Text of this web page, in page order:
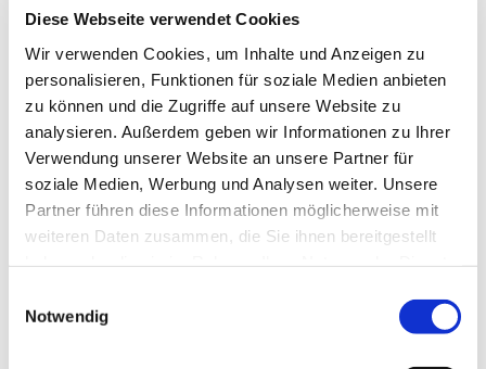
Diese Webseite verwendet Cookies
Wir verwenden Cookies, um Inhalte und Anzeigen zu
personalisieren, Funktionen für soziale Medien anbieten
zu können und die Zugriffe auf unsere Website zu
analysieren. Außerdem geben wir Informationen zu Ihrer
Verwendung unserer Website an unsere Partner für
soziale Medien, Werbung und Analysen weiter. Unsere
Partner führen diese Informationen möglicherweise mit
weiteren Daten zusammen, die Sie ihnen bereitgestellt
Notwendig
Dienstag, 22. September 2026,
17:30 Uhr
St. Pius Gemeindehaus, Werftstr.
25, 44628 Herne